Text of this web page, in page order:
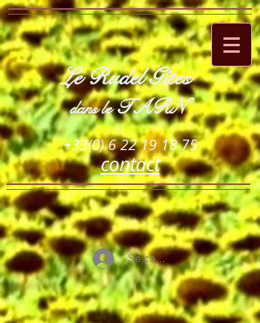
Le Rudel Gîtes
dans leTARN
+33(0) 6 22 19 18 75
contact
Se connecter